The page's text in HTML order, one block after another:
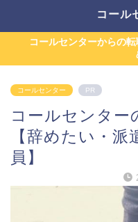
コール
コールセンターからの
コールセンター PR
コールセンター
【辞めたい・
員】